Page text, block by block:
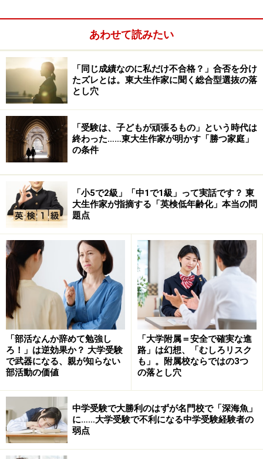
あわせて読みたい
「同じ成績なのに私だけ不合格？」合否を分け
たズレとは。東大生作家に聞く総合型選抜の落
とし穴
「受験は、子どもが頑張るもの」という時代は
終わった……東大生作家が明かす「勝つ家庭」
の条件
「小5で2級」「中1で1級」って実話です？ 東
大生作家が指摘する「英検低年齢化」本当の問
題点
「部活なんか辞めて勉強し
ろ！」は逆効果か？ 大学受験
で武器になる、親が知らない
部活動の価値
「大学附属＝安全で確実な進
路」は幻想、「むしろリスク
も」。附属校ならではの3つ
の落とし穴
中学受験で大勝利のはずが名門校で「深海魚」
に……大学受験で不利になる中学受験経験者の
弱点